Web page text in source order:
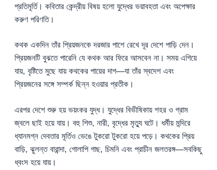
প্রতিমূর্তি। কবিতার কেন্দ্রীয় বিষয় হলো যুদ্ধের ভয়াবহতা এবং অপেক্ষার
করুণ পরিণতি।
কথক একদিন তাঁর প্রিয়জনকে দরজার পাশে রেখে দূর দেশে পাড়ি দেন।
প্রিয়জনটি বুঝতে পারেনি যে কথক আর ফিরে আসবেন না। সময় এগিয়ে
যায়, বৃষ্টিতে মুছে যায় কথকের পায়ের দাগ—যা তাঁর স্বদেশ এবং
প্রিয়জনের সঙ্গে সম্পর্ক ছিন্ন হওয়ার প্রতীক।
এরপর দেশে শুরু হয় ভয়ংকর যুদ্ধ। যুদ্ধের বিভীষিকায় শহর ও গ্রাম
জ্বলে ছাই হয়ে যায়। বহু শিশু, নারী, বৃদ্ধের মৃত্যু ঘটে। ধর্মীয় মন্দিরে
ধ্যানমগ্ন দেবতার মূর্তিও ভেঙে টুকরো টুকরো হয়ে পড়ে। কথকের প্রিয়
বাড়ি, ঝুলন্ত বারান্দা, গোলাপি গাছ, চিমনি এবং প্রাচীন জলতরঙ্গ—সবকিছু
ধ্বংস হয়ে যায়।